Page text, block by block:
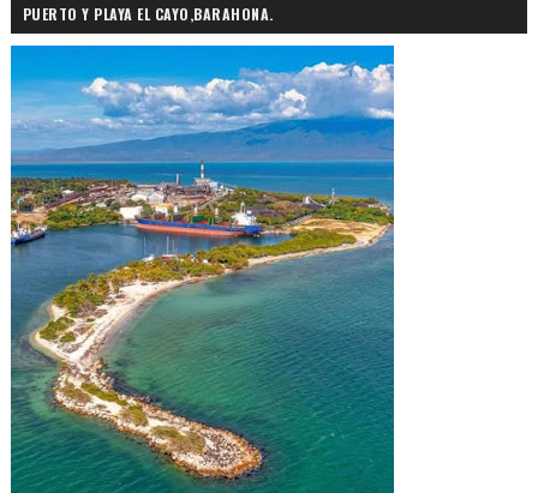
PUERTO Y PLAYA EL CAYO,BARAHONA.